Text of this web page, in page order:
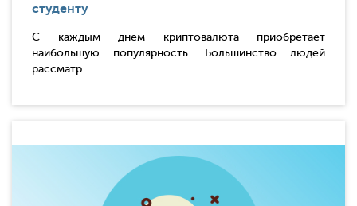
студенту
С каждым днём криптовалюта приобретает
наибольшую популярность. Большинство людей
рассматр ...